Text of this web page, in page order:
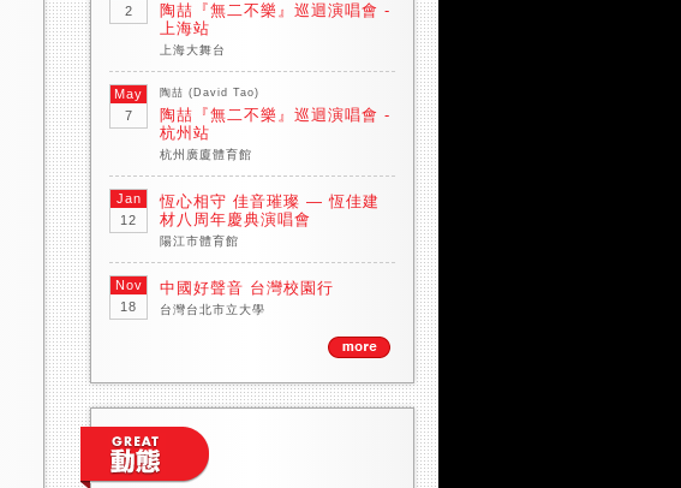
2
陶喆『無二不樂』巡迴演唱會 -
上海站
上海大舞台
May
7
陶喆 (David Tao)
陶喆『無二不樂』巡迴演唱會 -
杭州站
杭州廣廈體育館
Jan
12
恆心相守 佳音璀璨 — 恆佳建
材八周年慶典演唱會
陽江市體育館
Nov
18
中國好聲音 台灣校園行
台灣台北市立大學